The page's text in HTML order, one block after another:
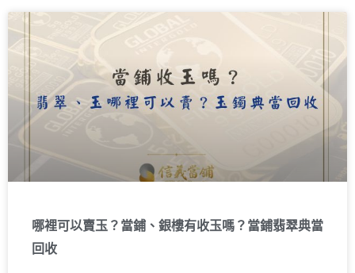
哪裡可以賣玉？當鋪、銀樓有收玉嗎？當鋪翡翠典當
回收